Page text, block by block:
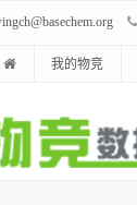
我的物竞